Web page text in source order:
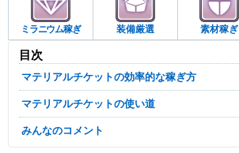
ミラニウム稼ぎ 装備厳選 素材稼ぎ
目次
マテリアルチケットの効率的な稼ぎ方
マテリアルチケットの使い道
みんなのコメント